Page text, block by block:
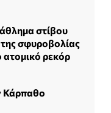
στίβου
σφυροβολίας
ατομικό ρεκόρ
Κάρπαθο